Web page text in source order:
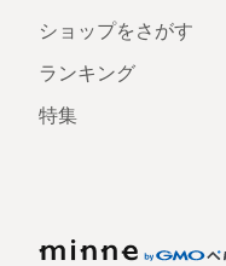
ショップをさがす
ランキング
特集